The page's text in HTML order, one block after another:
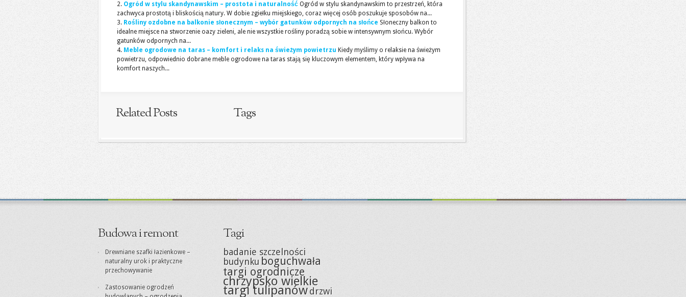
Ogród w stylu skandynawskim – prostota i naturalność Ogród w stylu skandynawskim to przestrzeń, która
zachwyca prostotą i bliskością natury. W dobie zgiełku miejskiego, coraz więcej osób poszukuje sposobów na...
Rośliny ozdobne na balkonie słonecznym – wybór gatunków odpornych na słońce Słoneczny balkon to
idealne miejsce na stworzenie oazy zieleni, ale nie wszystkie rośliny poradzą sobie w intensywnym słońcu. Wybór
gatunków odpornych na...
Meble ogrodowe na taras – komfort i relaks na świeżym powietrzu Kiedy myślimy o relaksie na świeżym
powietrzu, odpowiednio dobrane meble ogrodowe na taras stają się kluczowym elementem, który wpływa na
komfort naszych...
Related Posts Tags
Budowa i remont
Drewniane szafki łazienkowe –
naturalny urok i praktyczne
przechowywanie
Zastosowanie ogrodzeń
Tagi
badanie szczelności
budynku boguchwała
targi ogrodnicze
chrzypsko wielkie
targi tulipanówdrzwi